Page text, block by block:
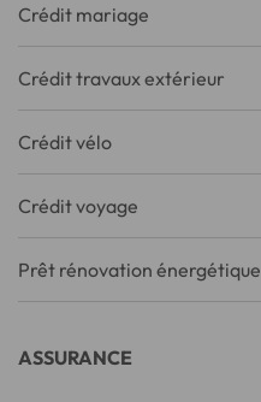
Crédit mariage
Crédit travaux extérieur
Crédit vélo
Crédit voyage
Prêt rénovation énergétique
ASSURANCE